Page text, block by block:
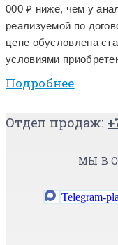
000 ₽ ниже, чем у
реализуемой по
цене обусловлена
условиями
Подробнее
Отдел продаж:
МЫ В
Telegram-